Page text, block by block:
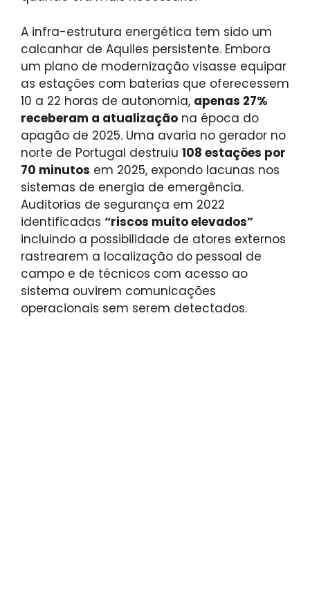
A infra-estrutura energética tem sido um
calcanhar de Aquiles persistente. Embora
um plano de modernização visasse equipar
as estações com baterias que oferecessem
10 a 22 horas de autonomia, apenas 27%
receberam a atualização na época do
apagão de 2025. Uma avaria no gerador no
norte de Portugal destruiu 108 estações por
70 minutos em 2025, expondo lacunas nos
sistemas de energia de emergência.
Auditorias de segurança em 2022
identificadas “riscos muito elevados”
incluindo a possibilidade de atores externos
rastrearem a localização do pessoal de
campo e de técnicos com acesso ao
sistema ouvirem comunicações
operacionais sem serem detectados.